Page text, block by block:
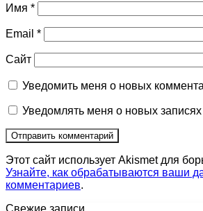
Имя *
Email *
Сайт
Уведомить меня о новых
Уведомлять меня о новых записях
Этот сайт использует Akismet для
Узнайте, как обрабатываются ваши
комментариев.
Свежие записи